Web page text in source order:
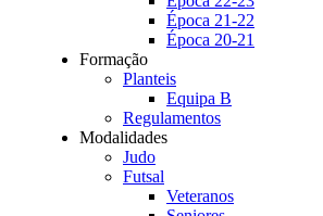
Época 21-22
Época 20-21
Formação
Planteis
Equipa B
Regulamentos
Modalidades
Judo
Futsal
Veteranos